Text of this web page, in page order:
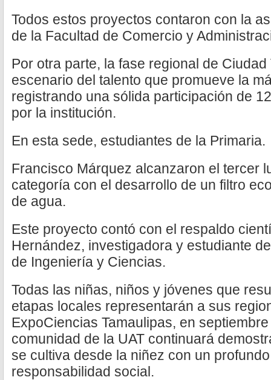
Todos estos proyectos contaron con la
de la Facultad de Comercio y
Por otra parte, la fase regional de
escenario del talento que promueve la
registrando una sólida participación de
por la institución.
En esta sede, estudiantes de la Primaria.
Francisco Márquez alcanzaron el tercer
categoría con el desarrollo de un filtro
de agua.
Este proyecto contó con el respaldo
Hernández, investigadora y estudiante
de Ingeniería y Ciencias.
Todas las niñas, niños y jóvenes que
etapas locales representarán a sus
ExpoCiencias Tamaulipas, en
comunidad de la UAT continuará
se cultiva desde la niñez con un
responsabilidad social.